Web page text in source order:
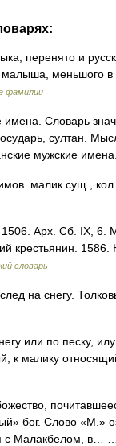
перенято и
меньшого
фамилии
имена. Словарь
султан.
мужские
малик сущ., кол
Арх. Сб. IX, 6.
крестьянин.
словарь
на снегу.
или по песку,
к малику
бог. Слово «М.»
с Малакбелом, в…